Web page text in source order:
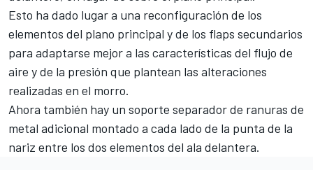
Esto ha dado lugar a una reconfiguración de los
elementos del plano principal y de los flaps secundarios
para adaptarse mejor a las características del flujo de
aire y de la presión que plantean las alteraciones
realizadas en el morro.
Ahora también hay un soporte separador de ranuras de
metal adicional montado a cada lado de la punta de la
nariz entre los dos elementos del ala delantera.